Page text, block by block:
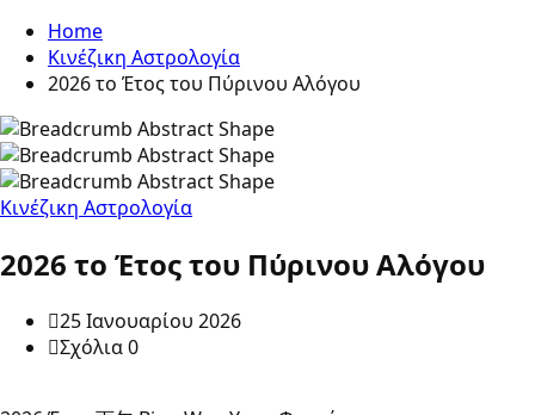
Home
Κινέζικη Αστρολογία
2026 το Έτος του Πύρινου Αλόγου
Κινέζικη Αστρολογία
2026 το Έτος του Πύρινου Αλόγου
25 Ιανουαρίου 2026
Σχόλια 0